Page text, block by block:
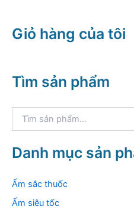
Giỏ hàng của tôi
Tìm sản phẩm
k
i
m
Danh mục sản
Ấm sắc thuốc
Ấm siêu tốc